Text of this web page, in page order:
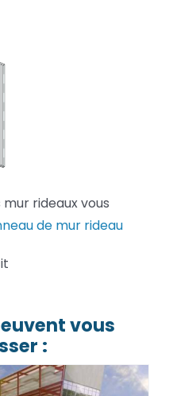
rideaux vous
de mur rideau
vous
: